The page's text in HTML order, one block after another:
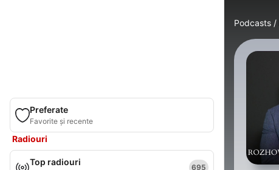
Preferate
Favorite și recente
Radiouri
Top radiouri 695
Podcasts